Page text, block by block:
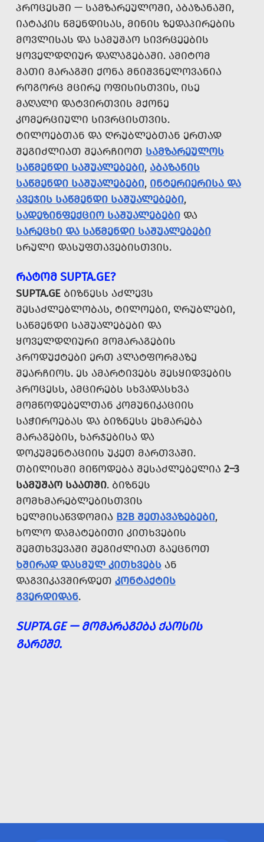
ᲞᲠᲝᲪᲔᲡᲨᲘ — ᲡᲐᲛᲖᲐᲠᲔᲣᲚᲝᲨᲘ, ᲐᲑᲐᲖᲐᲜᲐᲨᲘ,
ᲘᲐᲢᲐᲙᲘᲡ ᲬᲛᲔᲜᲓᲘᲡᲐᲡ, ᲛᲘᲜᲘᲡ ᲖᲔᲓᲐᲞᲘᲠᲔᲑᲘᲡ
ᲛᲝᲕᲚᲘᲡᲐᲡ ᲓᲐ ᲡᲐᲛᲣᲨᲐᲝ ᲡᲘᲕᲠᲪᲔᲔᲑᲘᲡ
ᲧᲝᲕᲔᲚᲓᲦᲘᲣᲠ ᲓᲐᲚᲐᲒᲔᲑᲐᲨᲘ. ᲐᲛᲘᲢᲝᲛ
ᲛᲐᲗᲘ ᲛᲐᲠᲐᲒᲨᲘ ᲥᲝᲜᲐ ᲛᲜᲘᲨᲕᲜᲔᲚᲝᲕᲐᲜᲘᲐ
ᲠᲝᲒᲝᲠᲪ ᲛᲪᲘᲠᲔ ᲝᲤᲘᲡᲘᲡᲗᲕᲘᲡ, ᲘᲡᲔ
ᲛᲐᲦᲐᲚᲘ ᲓᲐᲢᲕᲘᲠᲗᲕᲘᲡ ᲛᲥᲝᲜᲔ
ᲙᲝᲛᲔᲠᲪᲘᲣᲚᲘ ᲡᲘᲕᲠᲪᲘᲡᲗᲕᲘᲡ.
ᲢᲘᲚᲝᲔᲑᲗᲐᲜ ᲓᲐ ᲦᲠᲣᲑᲚᲔᲑᲗᲐᲜ ᲔᲠᲗᲐᲓ
ᲨᲔᲒᲘᲫᲚᲘᲐᲗ ᲨᲔᲐᲠᲩᲘᲝᲗ ᲡᲐᲛᲖᲐᲠᲔᲣᲚᲝᲡ
ᲡᲐᲬᲛᲔᲜᲓᲘ ᲡᲐᲨᲣᲐᲚᲔᲑᲔᲑᲘ, ᲐᲑᲐᲖᲐᲜᲘᲡ
ᲡᲐᲬᲛᲔᲜᲓᲘ ᲡᲐᲨᲣᲐᲚᲔᲑᲔᲑᲘ, ᲘᲜᲢᲔᲠᲘᲔᲠᲘᲡᲐ ᲓᲐ
ᲐᲕᲔᲯᲘᲡ ᲡᲐᲬᲛᲔᲜᲓᲘ ᲡᲐᲨᲣᲐᲚᲔᲑᲔᲑᲘ,
ᲡᲐᲓᲔᲖᲘᲜᲤᲔᲥᲪᲘᲝ ᲡᲐᲨᲣᲐᲚᲔᲑᲔᲑᲘ ᲓᲐ
ᲡᲐᲠᲔᲪᲮᲘ ᲓᲐ ᲡᲐᲬᲛᲔᲜᲓᲘ ᲡᲐᲨᲣᲐᲚᲔᲑᲔᲑᲘ
ᲡᲠᲣᲚᲘ ᲓᲐᲡᲣᲤᲗᲐᲕᲔᲑᲘᲡᲗᲕᲘᲡ.
ᲠᲐᲢᲝᲛ SUPTA.GE?
SUPTA.GE ᲑᲘᲖᲜᲔᲡᲡ ᲐᲫᲚᲔᲕᲡ
ᲨᲔᲡᲐᲫᲚᲔᲑᲚᲝᲑᲐᲡ, ᲢᲘᲚᲝᲔᲑᲘ, ᲦᲠᲣᲑᲚᲔᲑᲘ,
ᲡᲐᲬᲛᲔᲜᲓᲘ ᲡᲐᲨᲣᲐᲚᲔᲑᲔᲑᲘ ᲓᲐ
ᲧᲝᲕᲔᲚᲓᲦᲘᲣᲠᲘ ᲛᲝᲛᲐᲠᲐᲒᲔᲑᲘᲡ
ᲞᲠᲝᲓᲣᲥᲢᲔᲑᲘ ᲔᲠᲗ ᲞᲚᲐᲢᲤᲝᲠᲛᲐᲖᲔ
ᲨᲔᲐᲠᲩᲘᲝᲡ. ᲔᲡ ᲐᲛᲐᲠᲢᲘᲕᲔᲑᲡ ᲨᲔᲡᲧᲘᲓᲕᲔᲑᲘᲡ
ᲞᲠᲝᲪᲔᲡᲡ, ᲐᲛᲪᲘᲠᲔᲑᲡ ᲡᲮᲕᲐᲓᲐᲡᲮᲕᲐ
ᲛᲝᲛᲬᲝᲓᲔᲑᲔᲚᲗᲐᲜ ᲙᲝᲛᲣᲜᲘᲙᲐᲪᲘᲘᲡ
ᲡᲐᲭᲘᲠᲝᲔᲑᲐᲡ ᲓᲐ ᲑᲘᲖᲜᲔᲡᲡ ᲔᲮᲛᲐᲠᲔᲑᲐ
ᲛᲐᲠᲐᲒᲔᲑᲘᲡ, ᲮᲐᲠᲯᲔᲑᲘᲡᲐ ᲓᲐ
ᲓᲝᲙᲣᲛᲔᲜᲢᲐᲪᲘᲘᲡ ᲣᲙᲔᲗ ᲛᲐᲠᲗᲕᲐᲨᲘ.
ᲗᲑᲘᲚᲘᲡᲨᲘ ᲛᲘᲬᲝᲓᲔᲑᲐ ᲨᲔᲡᲐᲫᲚᲔᲑᲔᲚᲘᲐ 2–3
ᲡᲐᲛᲣᲨᲐᲝ ᲡᲐᲐᲗᲨᲘ. ᲑᲘᲖᲜᲔᲡ
ᲛᲝᲛᲮᲛᲐᲠᲔᲑᲚᲔᲑᲘᲡᲗᲕᲘᲡ
ᲮᲔᲚᲛᲘᲡᲐᲬᲕᲓᲝᲛᲘᲐ B2B ᲨᲔᲗᲐᲕᲐᲖᲔᲑᲔᲑᲘ,
ᲮᲝᲚᲝ ᲓᲐᲛᲐᲢᲔᲑᲘᲗᲘ ᲙᲘᲗᲮᲕᲔᲑᲘᲡ
ᲨᲔᲛᲗᲮᲕᲔᲕᲐᲨᲘ ᲨᲔᲒᲘᲫᲚᲘᲐᲗ ᲒᲐᲔᲪᲜᲝᲗ
ᲮᲨᲘᲠᲐᲓ ᲓᲐᲡᲛᲣᲚ ᲙᲘᲗᲮᲕᲔᲑᲡ ᲐᲜ
ᲓᲐᲒᲕᲘᲙᲐᲕᲨᲘᲠᲓᲔᲗ ᲙᲝᲜᲢᲐᲥᲢᲘᲡ
ᲒᲕᲔᲠᲓᲘᲓᲐᲜ.
SUPTA.GE — ᲛᲝᲛᲐᲠᲐᲒᲔᲑᲐ ᲥᲐᲝᲡᲘᲡ
ᲒᲐᲠᲔᲨᲔ.